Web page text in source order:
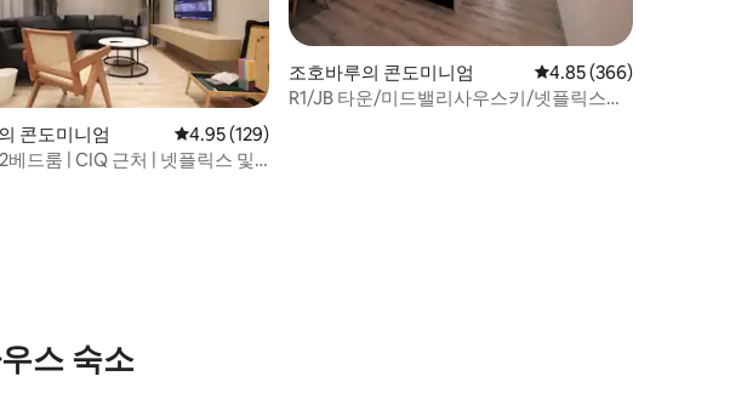
103개
콘도미니엄 평점 4.95점(5점 만점), 후기 129개
4.95 (129)
베드룸 | CIQ 근처 | 넷플릭스 및
조호바루의 콘도미니엄 평점 4.85점(5점 만점),
4.85 (366)
R1/JB 타운/미드밸리사우스키/넷플릭스까
스 숙소